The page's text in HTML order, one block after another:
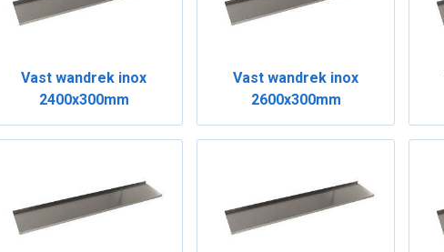
Vast wandrek inox
2400x300mm
Vast wandrek inox
2600x300mm